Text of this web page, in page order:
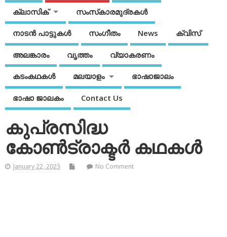
ക്ലാസിക് സംസ്‌കാരമുദ്രകള്‍
നാടന്‍ പാട്ടുകള്‍ സംഗീതം News ക്വിസ്
അലങ്കാരം വൃത്തം വ്യാകരണം
കടംകഥകള്‍ മലയാളം ഭാഷാജാലം
ഭാഷാ ജാലകം Contact Us
കുപ്രസിദ്ധ
കോണ്‍ട്രാക്ടര്‍ കഥകള്‍
January 22, 2023 No Comment